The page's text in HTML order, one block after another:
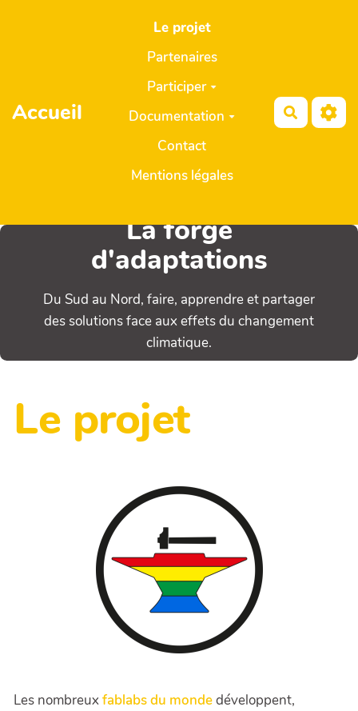
Aller au contenu principal
Accueil
Le projet
Partenaires
Participer
Documentation
Contact
Mentions légales
La forge
d'adaptations
Du Sud au Nord, faire, apprendre et partager
des solutions face aux effets du changement
climatique.
Le projet
Les nombreuxfablabs du mondedéveloppent,